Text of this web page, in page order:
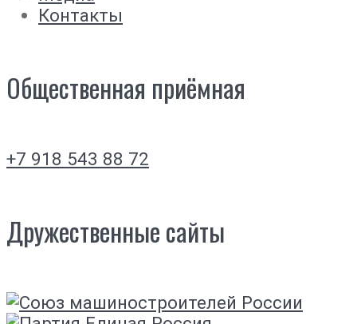
Контакты
Общественная приёмная
+7 918 543 88 72
Дружественные сайты